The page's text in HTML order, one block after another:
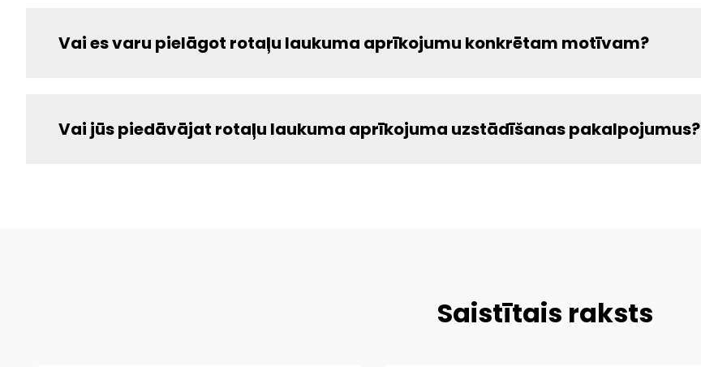
Vai es varu pielāgot rotaļu laukuma aprīkojumu konkrētam motīvam?
Vai jūs piedāvājat rotaļu laukuma aprīkojuma uzstādīšanas pakalpojumus?
Saistītais raksts